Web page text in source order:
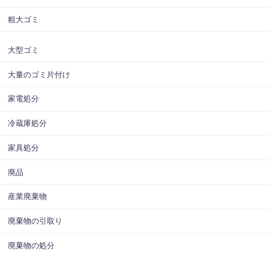
粗大ゴミ
大型ゴミ
大量のゴミ片付け
家電処分
冷蔵庫処分
家具処分
廃品
産業廃棄物
廃棄物の引取り
廃棄物の処分